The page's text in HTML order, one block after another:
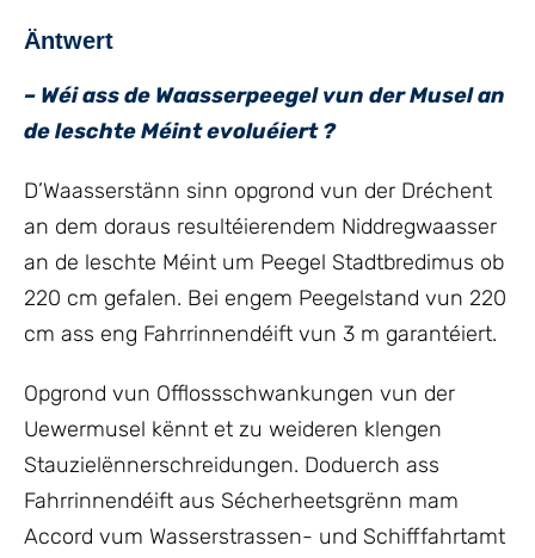
Äntwert
– Wéi ass de Waasserpeegel vun der Musel an
de leschte Méint evoluéiert ?
D’Waasserstänn sinn opgrond vun der Dréchent
an dem doraus resultéierendem Niddregwaasser
an de leschte Méint um Peegel Stadtbredimus ob
220 cm gefalen. Bei engem Peegelstand vun 220
cm ass eng Fahrrinnendéift vun 3 m garantéiert.
Opgrond vun Offlossschwankungen vun der
Uewermusel kënnt et zu weideren klengen
Stauzielënnerschreidungen. Doduerch ass
Fahrrinnendéift aus Sécherheetsgrënn mam
Accord vum Wasserstrassen- und Schifffahrtamt